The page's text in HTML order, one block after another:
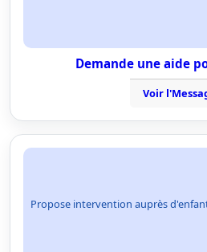
Demande une aide
Voir
Propose intervention auprès